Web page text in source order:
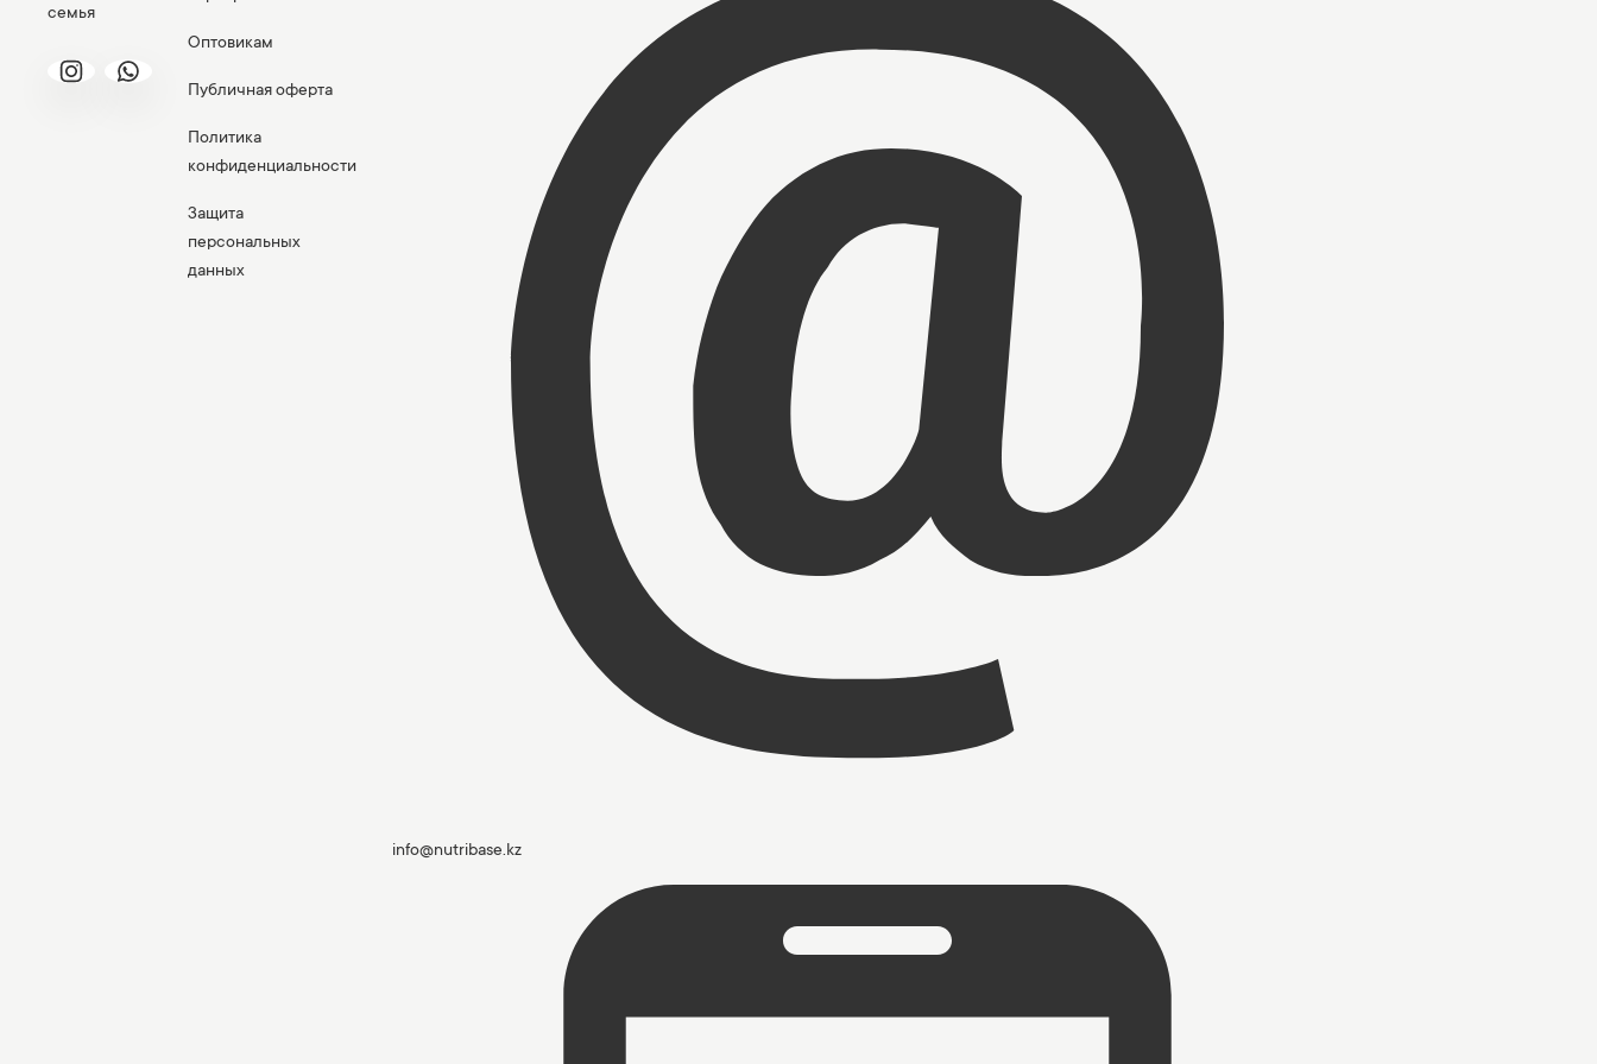
семья
Оптовикам
Публичная оферта
Политика
конфиденциальности
Защита
персональных
данных
info@nutribase.kz